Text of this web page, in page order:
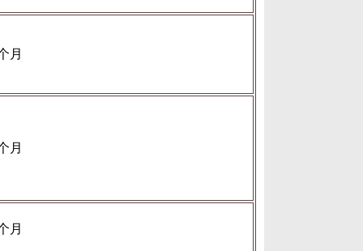
月
月
月